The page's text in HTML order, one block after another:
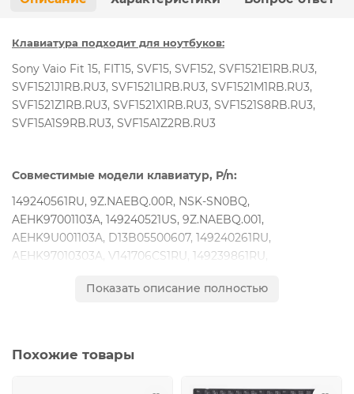
Клавиатура подходит для ноутбуков:
Sony Vaio Fit 15, FIT15, SVF15, SVF152, SVF1521E1RB.RU3,
SVF1521J1RB.RU3, SVF1521L1RB.RU3, SVF1521M1RB.RU3,
SVF1521Z1RB.RU3, SVF1521X1RB.RU3, SVF1521S8RB.RU3,
SVF15A1S9RB.RU3, SVF15A1Z2RB.RU3
Совместимые модели клавиатур, P/n:
149240561RU, 9Z.NAEBQ.00R, NSK-SN0BQ,
AEHK97001103A, 149240521US, 9Z.NAEBQ.001,
AEHK9U001103A, D13B05500607, 149240261RU,
AEHK97010303A, V141706CS1RU, 149239861RU,
AEHK9R001103A, 9Z.NAEBQ.01D, 149240961RU,
Показать описание полностью
Похожие товары